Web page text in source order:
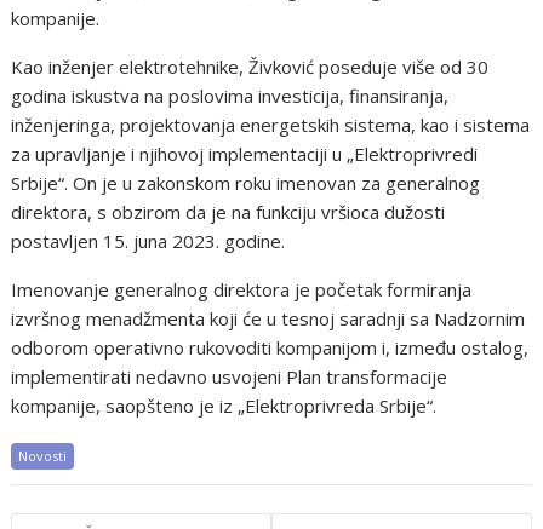
kompanije.
Kao inženjer elektrotehnike, Živković poseduje više od 30
godina iskustva na poslovima investicija, finansiranja,
inženjeringa, projektovanja energetskih sistema, kao i sistema
za upravljanje i njihovoj implementaciji u „Elektroprivredi
Srbije“. On je u zakonskom roku imenovan za generalnog
direktora, s obzirom da je na funkciju vršioca dužosti
postavljen 15. juna 2023. godine.
Imenovanje generalnog direktora je početak formiranja
izvršnog menadžmenta koji će u tesnoj saradnji sa Nadzornim
odborom operativno rukovoditi kompanijom i, između ostalog,
implementirati nedavno usvojeni Plan transformacije
kompanije, saopšteno je iz „Elektroprivreda Srbije“.
Novosti